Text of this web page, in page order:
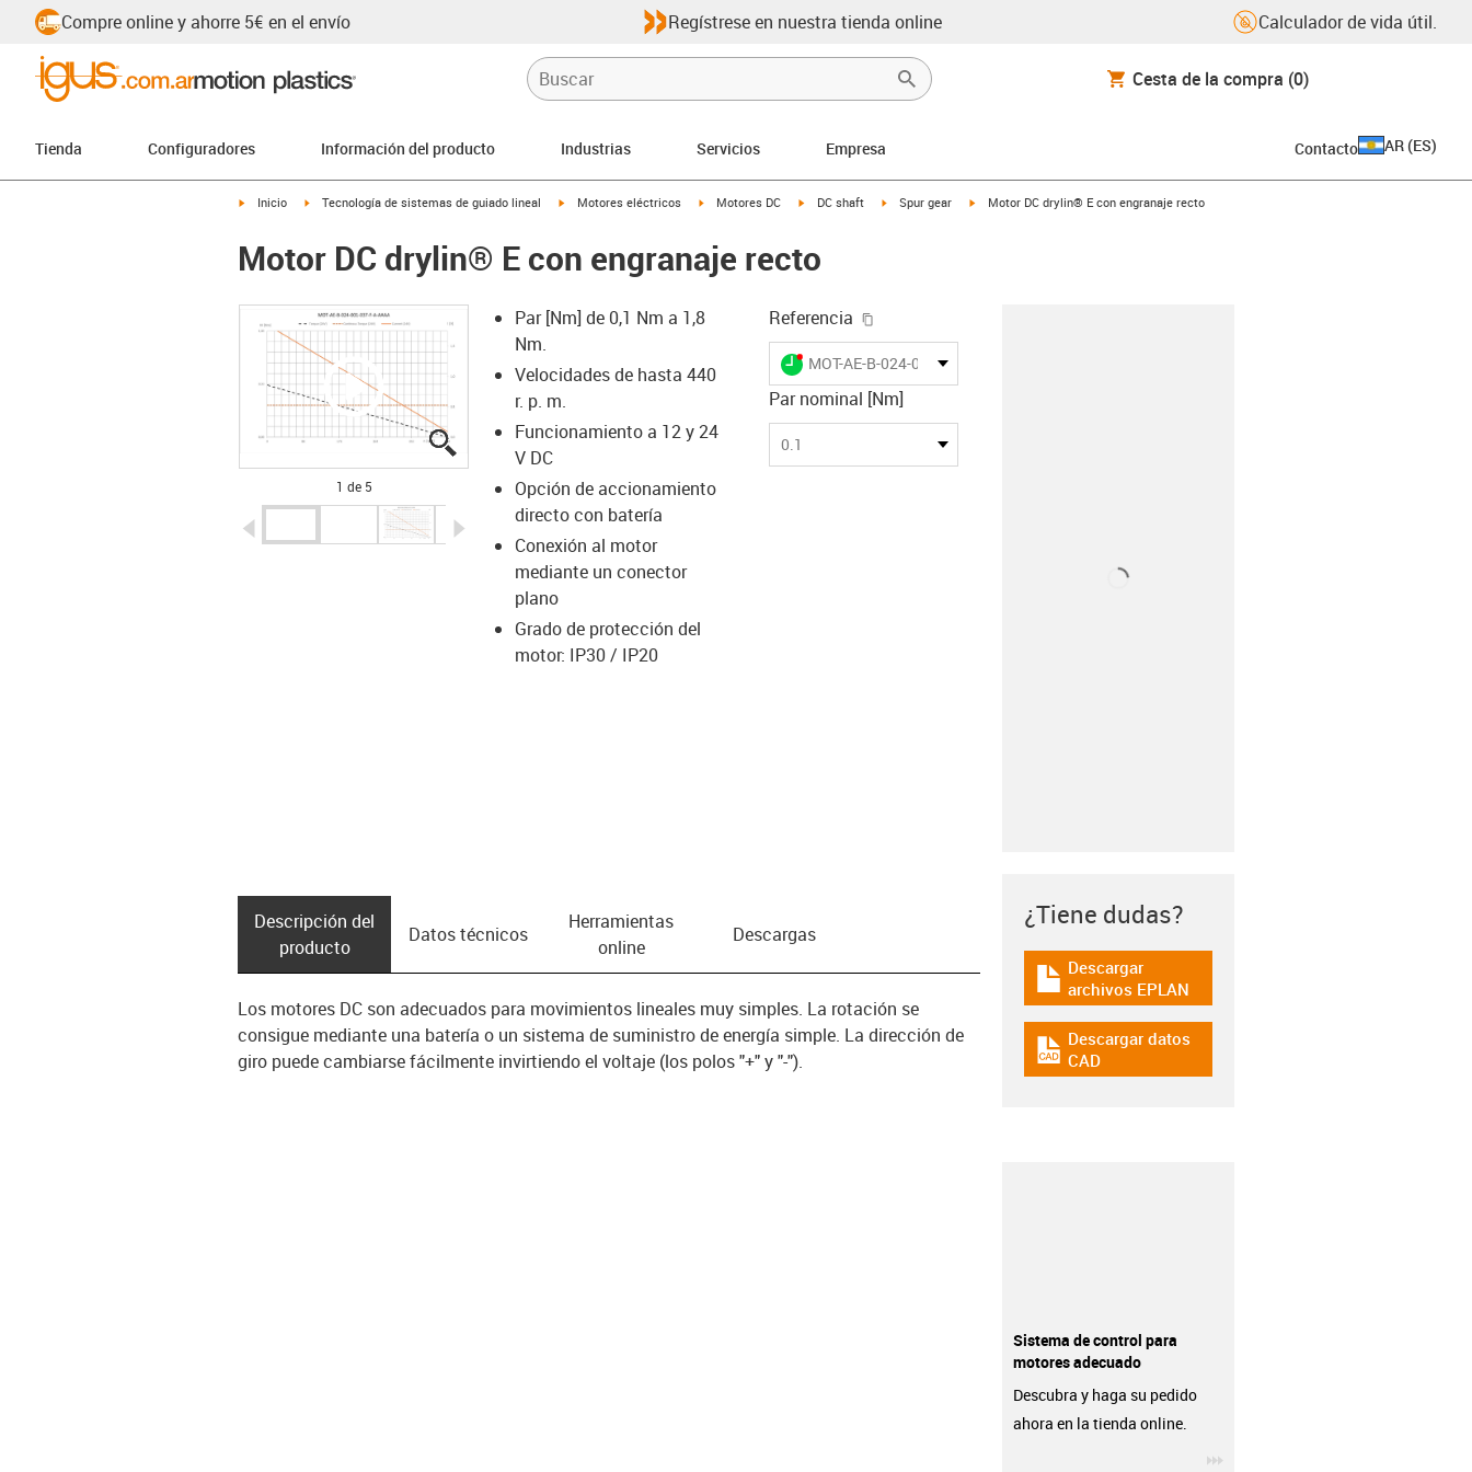
Compre online y ahorre 5€ en el envío Regístrese en nuestra tienda online Calculador de vida útil.
Cesta de la compra (0)
Tienda Configuradores Información del producto Industrias Servicios Empresa Contacto AR (ES)
igus-icon-arrow-right
Inicio igus-icon-arrow-right
Tecnología de sistemas de guiado lineal igus-icon-arrow-right
Motores eléctricos igus-icon-arrow-right
Motores DC igus-icon-arrow-right
DC shaft igus-icon-arrow-right
Spur gear igus-icon-arrow-right
Motor DC drylin® E con engranaje recto
Motor DC drylin® E con engranaje recto
igus-icon-lupe
igus-icon-lupe
igus-icon-lupe
igus-icon-lupe
igus-icon-lupe
1 de 5
igus-icon-arrow-left igus-icon-arrow-right
Par [Nm] de 0,1 Nm a 1,8
Nm.
Velocidades de hasta 440
r. p. m.
Funcionamiento a 12 y 24
V DC
Opción de accionamiento
directo con batería
Conexión al motor
mediante un conector
plano
Grado de protección del
motor: IP30 / IP20
Referencia
igus-icon-lieferzeit-dot
MOT-AE-B-024-001-037-F-A-AAAA
Par nominal [Nm]
0.1
Descripción del
producto
Datos técnicos
Herramientas
online
Descargas
Los motores DC son adecuados para movimientos lineales muy simples. La rotación se
consigue mediante una batería o un sistema de suministro de energía simple. La dirección de
giro puede cambiarse fácilmente invirtiendo el voltaje (los polos "+" y "-").
¿Tiene dudas?
igus-icon-download-plan
Descargar
archivos EPLAN
igus-icon-cad-dateien
Descargar datos
CAD
Sistema de control para
motores adecuado
Descubra y haga su pedido
ahora en la tienda online.